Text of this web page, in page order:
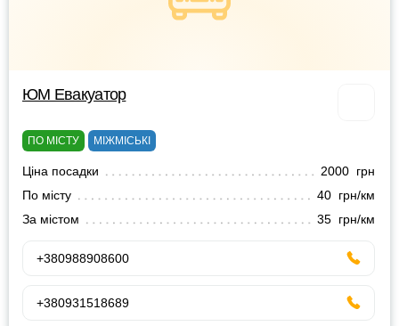
ЮМ Евакуатор
ПО МІСТУ МІЖМІСЬКІ
Ціна посадки
2000 грн
По місту
40 грн/км
За містом
35 грн/км
+380988908600
+380931518689